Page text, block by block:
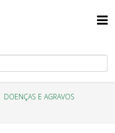
DOENÇAS E AGRAVOS